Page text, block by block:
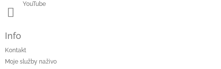
YouTube
Info
Kontakt
Moje služby naživo